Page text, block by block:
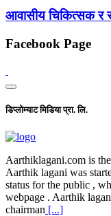
आवासीय चिकित्सक र
Facebook Page
डिप्लोम्याट मिडिया प्रा. लि.
Aarthiklagani.com is
Aarthik lagani was
status for the public ,
webpage . Aarthik
chairman [...]